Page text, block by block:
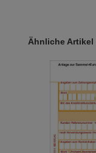
Produktgalerie
Ähnliche Artikel